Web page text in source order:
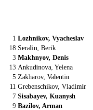
1 Lozhnikov, Vyacheslav
18 Seralin, Berik
3 Makhnyov, Denis
13 Ankudinova, Yelena
5 Zakharov, Valentin
11 Grebenschikov, Vladimir
7 Sisabayev, Kuanysh
9 Bazilov, Arman